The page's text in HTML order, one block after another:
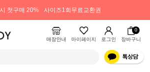
첫구매 20% 사이즈1회무료교환권
매장안내 마이페이지 로그인
0
장바구니